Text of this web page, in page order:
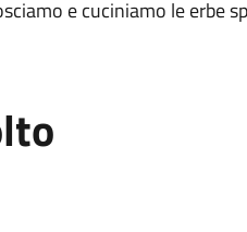
e cuciniamo le erbe